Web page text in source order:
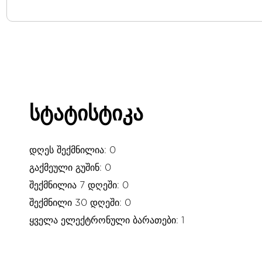
სტატისტიკა
დღეს შექმნილია: 0
გაქმეული გუშინ: 0
შექმნილია 7 დღეში: 0
შექმნილი 30 დღეში: 0
ყველა ელექტრონული ბარათები: 1